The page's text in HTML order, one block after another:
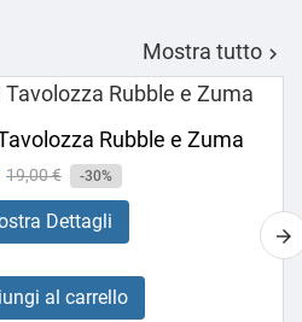
Mostra tutto 
Rubble e Zuma
Prezzo
base
19,00 € -30%
Dettagli
al carrello